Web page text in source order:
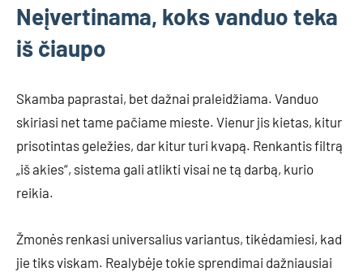
Neįvertinama, koks vanduo teka
iš čiaupo
Skamba paprastai, bet dažnai praleidžiama. Vanduo
skiriasi net tame pačiame mieste. Vienur jis kietas, kitur
prisotintas geležies, dar kitur turi kvapą. Renkantis filtrą
„iš akies“, sistema gali atlikti visai ne tą darbą, kurio
reikia.
Žmonės renkasi universalius variantus, tikėdamiesi, kad
jie tiks viskam. Realybėje tokie sprendimai dažniausiai